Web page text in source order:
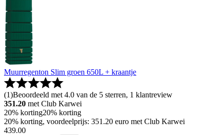
Muurregenton Slim groen 650L + kraantje
(1)Beoordeeld met 4.0 van de 5 sterren, 1 klantreview
351.20 met Club Karwei
20% korting20% korting
20% korting, voordeelprijs: 351.20 euro met Club Karwei
439.00